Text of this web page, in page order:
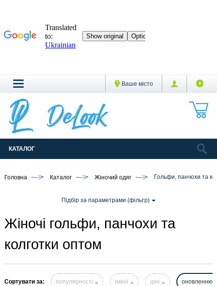
Ваше місто
КАТАЛОГ
Головна Каталог Жіночий одяг Гольфи, панчохи та
Підбір за параметрами (фільтр)
Жіночі гольфи, панчохи та
колготки оптом
Сортувати за: популярності імені ціні оновленню